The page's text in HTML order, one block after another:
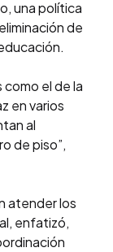
una política
de
el de la
en varios
al
de piso”,
atender los
enfatizó,